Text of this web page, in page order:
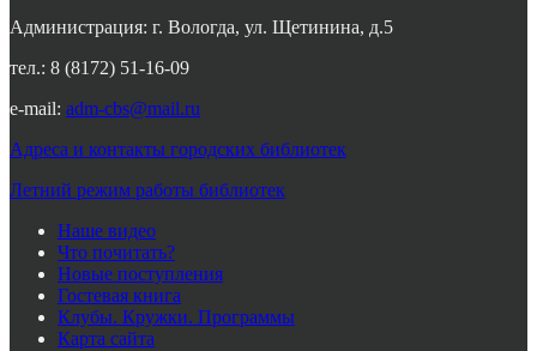
Администрация: г. Вологда, ул. Щетинина, д.5
тел.: 8 (8172) 51-16-09
e-mail: adm-cbs@mail.ru
Адреса и контакты городских библиотек
Летний режим работы библиотек
Наше видео
Что почитать?
Новые поступления
Гостевая книга
Клубы. Кружки. Программы
Карта сайта